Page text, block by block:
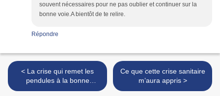
souvent nécessaires pour ne pas oublier et continuer sur la
bonne voie.A bientôt de te relire.
Répondre
< La crise qui remet les
pendules à la bonne
heure…
Ce que cette crise sanitaire
m’aura appris >